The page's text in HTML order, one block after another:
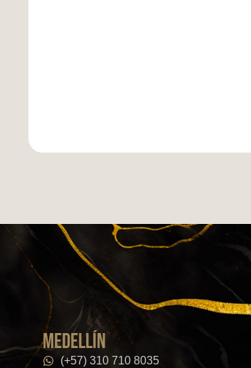
medellín
(+57) 310 710 8035